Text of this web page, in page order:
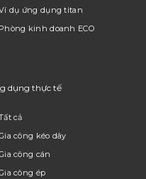
dụ ứng dụng titan
Phòng kinh doanh ECO
dụng thực tế
cả
công kéo dây
công cán
công ép